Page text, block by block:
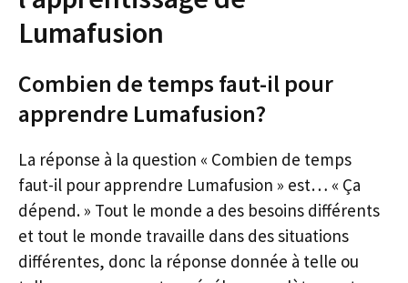
Lumafusion
Combien de temps faut-il pour
apprendre Lumafusion?
La réponse à la question « Combien de temps
faut-il pour apprendre Lumafusion » est… « Ça
dépend. » Tout le monde a des besoins différents
et tout le monde travaille dans des situations
différentes, donc la réponse donnée à telle ou